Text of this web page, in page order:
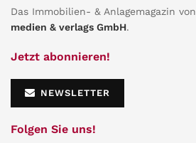
Das Immobilien- & Anlagemagazin von
medien & verlags GmbH.
Jetzt abonnieren!
NEWSLETTER
Folgen Sie uns!